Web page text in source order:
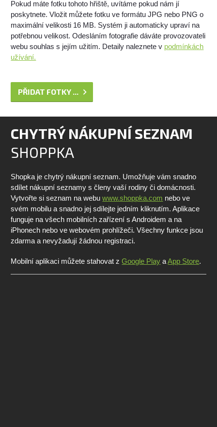
Pokud máte fotku tohoto hřiště, uvítáme pokud nám jí
poskytnete. Vložit můžete fotku ve formátu JPG nebo PNG o
maximální velikosti 16 MB. Systém ji automaticky upraví na
potřebnou velikost. Odesláním fotografie dáváte provozovateli
webu souhlas s jejím užitím. Detaily naleznete v podmínkách
užívání.
PŘIDAT FOTKY ...
CHYTRÝ NÁKUPNÍ SEZNAM
SHOPPKA
Shopka je chytrý nákupní seznam. Umožňuje vám snadno
sdílet nákupní seznamy s členy vaší rodiny či domácnosti.
Vytvořte si seznam na webuwww.shoppka.com nebo ve
svém mobilu a snadno jej sdílejte jedním kliknutím. Aplikace
funguje na všech mobilních zařízení s Androidem a na
iPhonech nebo ve webovém prohlížeči. Všechny funkce jsou
zdarma a nevyžadují žádnou registraci.
Mobilní aplikaci můžete stahovat zGoogle Play aApp Store.